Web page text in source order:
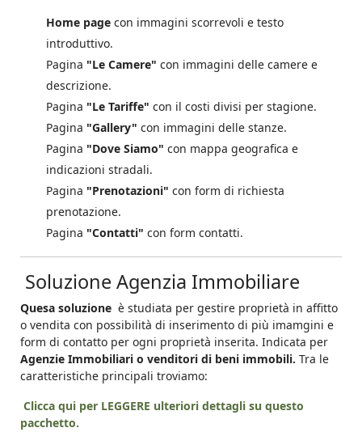
Home page con immagini scorrevoli e testo
introduttivo.
Pagina "Le Camere" con immagini delle camere e
descrizione.
Pagina "Le Tariffe" con il costi divisi per stagione.
Pagina "Gallery" con immagini delle stanze.
Pagina "Dove Siamo" con mappa geografica e
indicazioni stradali.
Pagina "Prenotazioni" con form di richiesta
prenotazione.
Pagina "Contatti" con form contatti.
Soluzione Agenzia Immobiliare
Quesa soluzione è studiata per gestire proprietà in affitto
o vendita con possibilità di inserimento di più imamgini e
form di contatto per ogni proprietà inserita. Indicata per
Agenzie Immobiliari o venditori di beni immobili. Tra le
caratteristiche principali troviamo:
Clicca qui per LEGGERE ulteriori dettagli su questo
pacchetto.